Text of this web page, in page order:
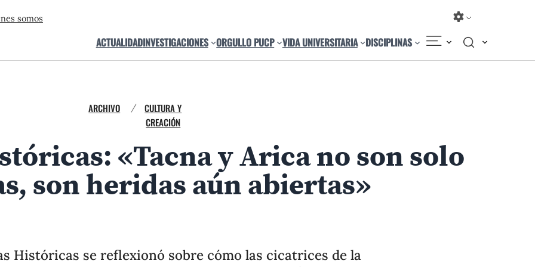
somos
ACTUALIDADINVESTIGACIONES ORGULLO PUCP VIDA UNIVERSITARIA DISCIPLINAS
ARCHIVO /
CULTURA Y
CREACIÓN
«Tacna y Arica no son solo
son heridas aún abiertas»
de manera presencial en las ciudades de Arica (22 y 23 de agosto) y
1/4
Históricas se reflexionó sobre cómo las cicatrices de la